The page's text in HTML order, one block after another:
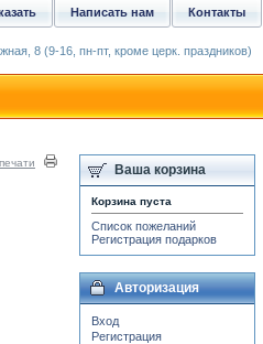
Ваша корзина
Корзина пуста
Список пожеланий
Регистрация подарков
Авторизация
Вход
Регистрация
Контакты
Написать нам
8 (9-16, пн-пт, кроме церк. праздников)